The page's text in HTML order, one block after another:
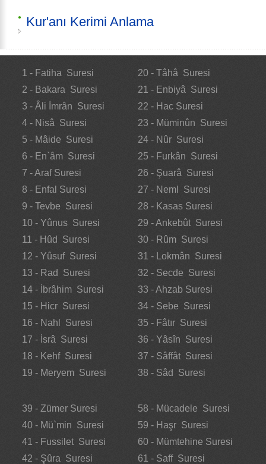
Kur'anı Kerimi Anlama
1 - Fatiha Suresi
2 - Bakara Suresi
3 - Âli İmrân Suresi
4 - Nisâ Suresi
5 - Mâide Suresi
6 - En`âm Suresi
7 - Araf Suresi
8 - Enfal Suresi
9 - Tevbe Suresi
10 - Yûnus Suresi
11 - Hûd Suresi
12 - Yûsuf Suresi
13 - Rad Suresi
14 - İbrâhim Suresi
15 - Hicr Suresi
16 - Nahl Suresi
17 - İsrâ Suresi
18 - Kehf Suresi
19 - Meryem Suresi
20 - Tâhâ Suresi
21 - Enbiyâ Suresi
22 - Hac Suresi
23 - Müminûn Suresi
24 - Nûr Suresi
25 - Furkân Suresi
26 - Şuarâ Suresi
27 - Neml Suresi
28 - Kasas Suresi
29 - Ankebût Suresi
30 - Rûm Suresi
31 - Lokmân Suresi
32 - Secde Suresi
33 - Ahzab Suresi
34 - Sebe Suresi
35 - Fâtır Suresi
36 - Yâsîn Suresi
37 - Sâffât Suresi
38 - Sâd Suresi
39 - Zümer Suresi
40 - Mü`min Suresi
41 - Fussilet Suresi
42 - Şûra Suresi
58 - Mücadele Suresi
59 - Haşr Suresi
60 - Mümtehine Suresi
61 - Saff Suresi